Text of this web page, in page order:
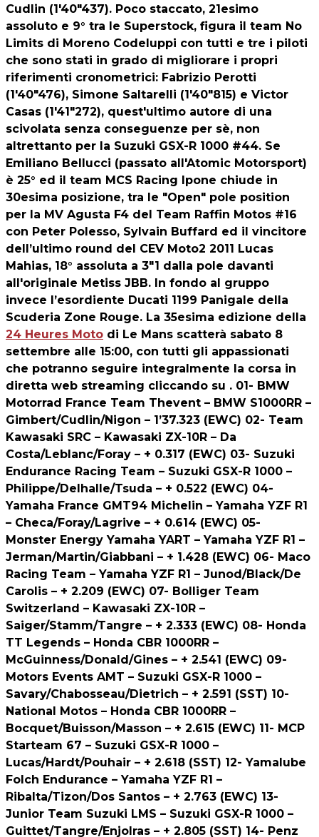
Cudlin (1'40"437). Poco staccato, 21esimo
assoluto e 9° tra le Superstock, figura il team No
Limits di Moreno Codeluppi con tutti e tre i piloti
che sono stati in grado di migliorare i propri
riferimenti cronometrici: Fabrizio Perotti
(1'40"476), Simone Saltarelli (1'40"815) e Victor
Casas (1'41"272), quest'ultimo autore di una
scivolata senza conseguenze per sè, non
altrettanto per la Suzuki GSX-R 1000 #44. Se
Emiliano Bellucci (passato all'Atomic Motorsport)
è 25° ed il team MCS Racing Ipone chiude in
30esima posizione, tra le "Open" pole position
per la MV Agusta F4 del Team Raffin Motos #16
con Peter Polesso, Sylvain Buffard ed il vincitore
dell’ultimo round del CEV Moto2 2011 Lucas
Mahias, 18° assoluta a 3"1 dalla pole davanti
all'originale Metiss JBB. In fondo al gruppo
invece l’esordiente Ducati 1199 Panigale della
Scuderia Zone Rouge. La 35esima edizione della
24 Heures Moto di Le Mans scatterà sabato 8
settembre alle 15:00, con tutti gli appassionati
che potranno seguire integralmente la corsa in
diretta web streaming cliccando su . 01- BMW
Motorrad France Team Thevent – BMW S1000RR –
Gimbert/Cudlin/Nigon – 1’37.323 (EWC) 02- Team
Kawasaki SRC – Kawasaki ZX-10R – Da
Costa/Leblanc/Foray – + 0.317 (EWC) 03- Suzuki
Endurance Racing Team – Suzuki GSX-R 1000 –
Philippe/Delhalle/Tsuda – + 0.522 (EWC) 04-
Yamaha France GMT94 Michelin – Yamaha YZF R1
– Checa/Foray/Lagrive – + 0.614 (EWC) 05-
Monster Energy Yamaha YART – Yamaha YZF R1 –
Jerman/Martin/Giabbani – + 1.428 (EWC) 06- Maco
Racing Team – Yamaha YZF R1 – Junod/Black/De
Carolis – + 2.209 (EWC) 07- Bolliger Team
Switzerland – Kawasaki ZX-10R –
Saiger/Stamm/Tangre – + 2.333 (EWC) 08- Honda
TT Legends – Honda CBR 1000RR –
McGuinness/Donald/Gines – + 2.541 (EWC) 09-
Motors Events AMT – Suzuki GSX-R 1000 –
Savary/Chabosseau/Dietrich – + 2.591 (SST) 10-
National Motos – Honda CBR 1000RR –
Bocquet/Buisson/Masson – + 2.615 (EWC) 11- MCP
Starteam 67 – Suzuki GSX-R 1000 –
Lucas/Hardt/Pouhair – + 2.618 (SST) 12- Yamalube
Folch Endurance – Yamaha YZF R1 –
Ribalta/Tizon/Dos Santos – + 2.763 (EWC) 13-
Junior Team Suzuki LMS – Suzuki GSX-R 1000 –
Guittet/Tangre/Enjolras – + 2.805 (SST) 14- Penz